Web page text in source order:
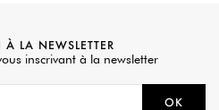
LA NEWSLETTER
inscrivant à la newsletter
OK